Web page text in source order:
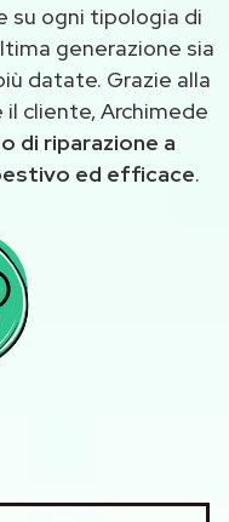
su ogni tipologia di
generazione sia
datate. Grazie alla
il cliente, Archimede
di riparazione a
ed efficace.